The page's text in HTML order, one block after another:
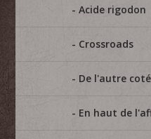
Acide rigodon
Crossroads
De l'autre
En haut de